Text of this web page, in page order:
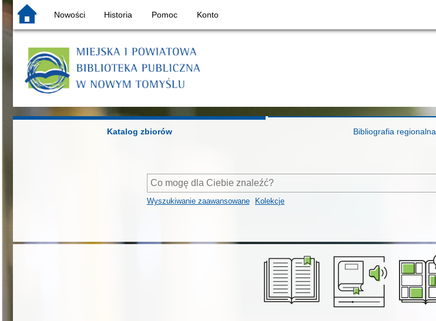
Nowości Historia Pomoc Konto
Katalog zbiorów Bibliografia regionalna
Wyszukiwanie zaawansowane Kolekcje